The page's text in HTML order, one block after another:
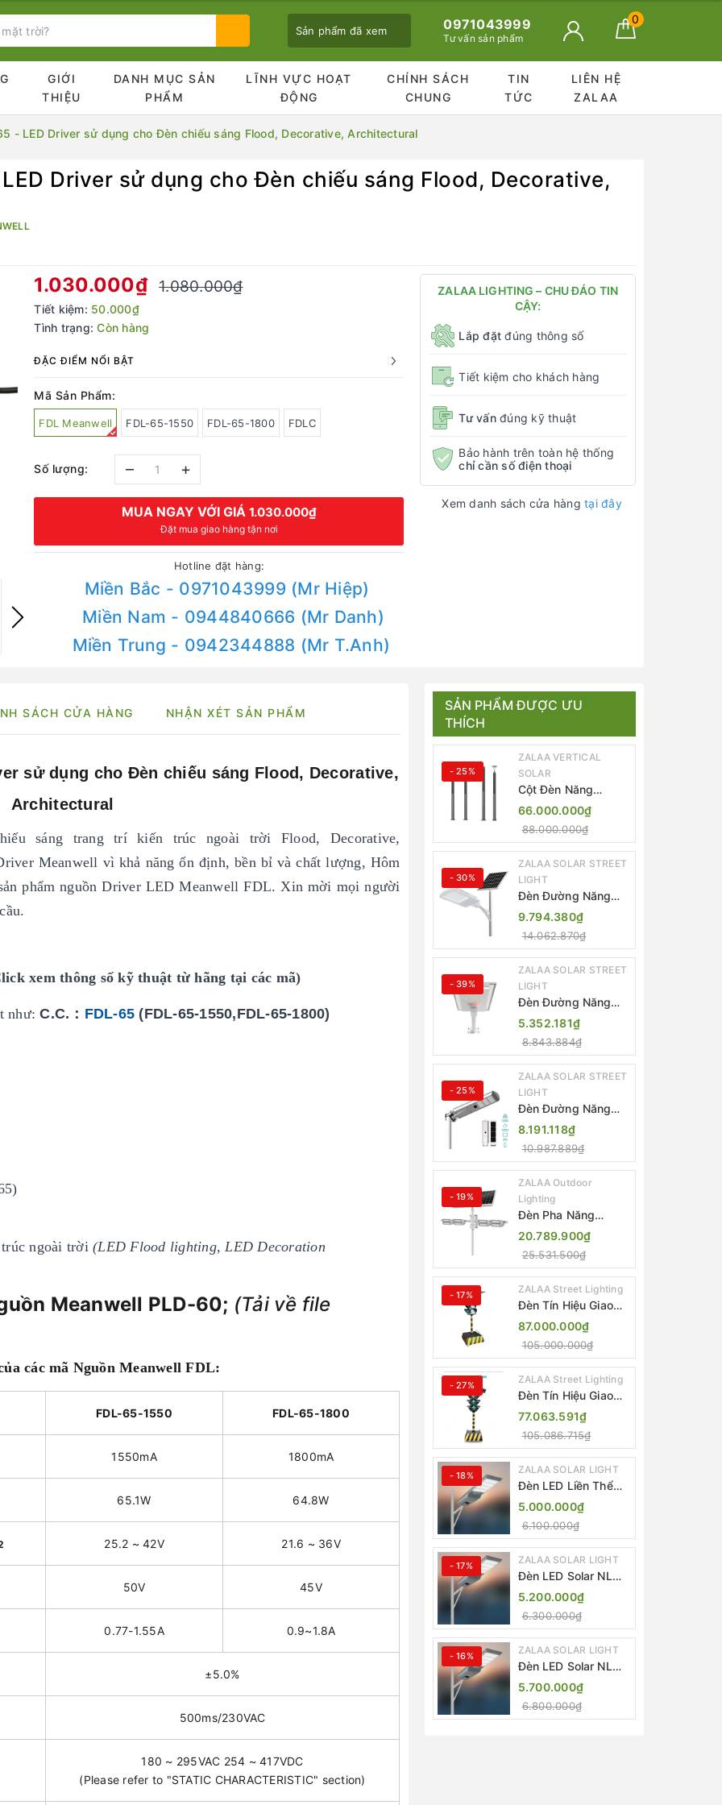
Sản phẩm đã xem
Bạn chưa xem sản phẩm nào
0971043999
Tư vấn sản phẩm
0
GIỚI
THIỆU
DANH MỤC SẢN
PHẨM
LĨNH VỰC HOẠT
ĐỘNG
CHÍNH SÁCH
CHUNG
TIN
TỨC
LIÊN HỆ
ZALAA
- LED Driver sử dụng cho Đèn chiếu sáng Flood, Decorative, Architectural
Driver sử dụng cho Đèn chiếu sáng Flood, Decorative,
1.030.000₫ 1.080.000₫
Tiết kiệm: 50.000₫
Tình trạng: Còn hàng
ĐẶC ĐIỂM NỔI BẬT
Mã Sản Phẩm:
FDL Meanwell FDL-65-1550 FDL-65-1800 FDLC
Số lượng: – +
MUA NGAY VỚI GIÁ 1.030.000₫
Đặt mua giao hàng tận nơi
Hotline đặt hàng:
Miền Bắc - 0971043999 (Mr Hiệp)
Miền Nam - 0944840666 (Mr Danh)
Miền Trung - 0942344888 (Mr T.Anh)
ZALAA LIGHTING – CHU ĐÁO TIN
CẬY:
Lắp đặt đúng thông số
Tiết kiệm cho khách hàng
Tư vấnđúng kỹ thuật
Bảo hành trên toàn hệ thống
chỉ cần số điện thoại
Xem danh sách cửa hàngtại đây
SÁCH CỬA HÀNG NHẬN XÉT SẢN PHẨM
sử dụng cho Đèn chiếu sáng Flood, Decorative,
Architectural
sáng trang trí kiến trúc ngoài trời Flood, Decorative,
Meanwell vì khả năng ổn định, bền bỉ và chất lượng, Hôm
phẩm nguồn Driver LED Meanwell FDL. Xin mời mọi người
xem thông số kỹ thuật từ hãng tại các mã)
như:C.C.： FDL-65 (FDL-65-1550,FDL-65-1800)
ngoài trời (LED Flood lighting, LED Decoration
Meanwell PLD-60; (Tải về file
các mã Nguồn Meanwell FDL:
FDL-65-1550 FDL-65-1800
1550mA 1800mA
65.1W 64.8W
25.2 ~ 42V 21.6 ~ 36V
50V 45V
0.77-1.55A 0.9~1.8A
±5.0%
500ms/230VAC
180 ~ 295VAC 254 ~ 417VDC
(Please refer to "STATIC CHARACTERISTIC" section)
SẢN PHẨM ĐƯỢC ƯU
THÍCH
- 25%
ZALAA VERTICAL
SOLAR
Cột Đèn Năng
Lượng Mặt Trời Dọc
Thông Minh ZSR-
YYDS-360 | ZALAA
Jsc
66.000.000₫
88.000.000₫
- 30%
ZALAA SOLAR STREET
LIGHT
Đèn Đường Năng
Lượng Mặt Trời
Thông Minh Điều
Khiển MPPT ZL-
GMX01 ZALAA
9.794.380₫
14.062.870₫
- 39%
ZALAA SOLAR STREET
LIGHT
Đèn Đường Năng
Lượng Mặt Trời
Nhôm Đúc ZALAA
ZL-BWH Cao Cấp
IP65
5.352.181₫
8.843.884₫
- 25%
ZALAA SOLAR STREET
LIGHT
Đèn Đường Năng
Lượng Mặt Trời Tích
Hợp Camera ZALAA
ZL-BJ04-CCTV
(80W, IP65)
8.191.118₫
10.987.889₫
- 19%
ZALAA Outdoor
Lighting
Đèn Pha Năng
Lượng Mặt Trời Sân
Thể Thao ZALAA
Jsc Chống Nước
IP65 Cao Cấp
20.789.900₫
25.531.500₫
- 17% ZALAA Street Lighting
Đèn Tín Hiệu Giao
Thông Di Động Năng
Lượng Mặt Trời
ZALAA ZL-300A-D
87.000.000₫
105.000.000₫
- 27% ZALAA Street Lighting
Đèn Tín Hiệu Giao
Thông Di Động Năng
Lượng Mặt Trời
ZALAA ZL-409300C
77.063.591₫
105.086.715₫
- 18% ZALAA SOLAR LIGHT
Đèn LED Liền Thể
ZALAA Solar Street
Light ZKC-TG 20W
25W 30W All In One
5.000.000₫
6.100.000₫
- 17% ZALAA SOLAR LIGHT
Đèn LED Solar NLMT
Liền Thể ZKC-TG
20W All in One |
ZALAA Street Light
5.200.000₫
6.300.000₫
- 16% ZALAA SOLAR LIGHT
Đèn LED Solar NLMT
Liền Thể ZKC-TG
25W All in One |
ZALAA Street Light
5.700.000₫
6.800.000₫